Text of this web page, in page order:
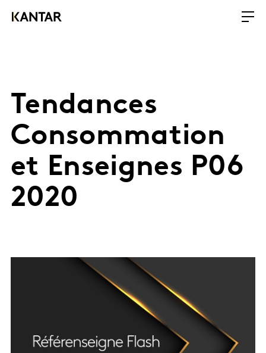
Tendances
Consommation
et Enseignes P06
2020